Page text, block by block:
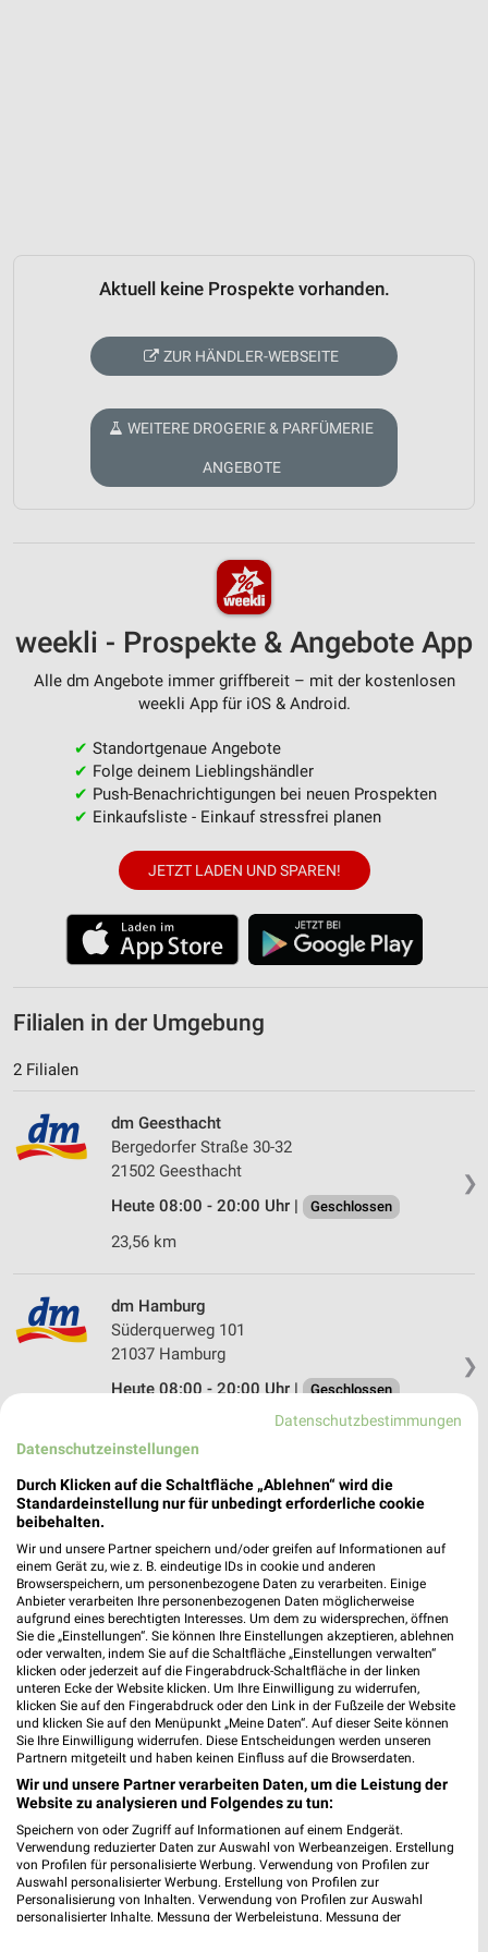
Aktuell keine Prospekte vorhanden.
ZUR HÄNDLER-WEBSEITE
WEITERE DROGERIE & PARFÜMERIE
ANGEBOTE
weekli - Prospekte & Angebote App
Alle dm Angebote immer griffbereit – mit der kostenlosen
weekli App für iOS & Android.
✔ Standortgenaue Angebote
✔ Folge deinem Lieblingshändler
✔ Push-Benachrichtigungen bei neuen Prospekten
✔ Einkaufsliste - Einkauf stressfrei planen
JETZT LADEN UND SPAREN!
Filialen in der Umgebung
2 Filialen
❯
dm Geesthacht
Bergedorfer Straße 30-32
21502 Geesthacht
Heute 08:00 - 20:00 Uhr |
Geschlossen
23,56 km
❯
dm Hamburg
Süderquerweg 101
21037 Hamburg
Heute 08:00 - 20:00 Uhr | Geschlossen
Adresse, Öffnungszeiten und Entfernung für
die dm Filiale in Lüneburg
Adresse, Öffnungszeiten und Entfernung alles rund um die dm
Datenschutzbestimmungen
Datenschutzeinstellungen
Durch Klicken auf die Schaltfläche „Ablehnen“ wird die
Standardeinstellung nur für unbedingt erforderliche cookie
beibehalten.
Wir und unsere Partner speichern und/oder greifen auf Informationen auf
einem Gerät zu, wie z. B. eindeutige IDs in cookie und anderen
Browserspeichern, um personenbezogene Daten zu verarbeiten. Einige
Anbieter verarbeiten Ihre personenbezogenen Daten möglicherweise
aufgrund eines berechtigten Interesses. Um dem zu widersprechen, öffnen
Sie die „Einstellungen“. Sie können Ihre Einstellungen akzeptieren, ablehnen
oder verwalten, indem Sie auf die Schaltfläche „Einstellungen verwalten“
klicken oder jederzeit auf die Fingerabdruck-Schaltfläche in der linken
unteren Ecke der Website klicken. Um Ihre Einwilligung zu widerrufen,
klicken Sie auf den Fingerabdruck oder den Link in der Fußzeile der Website
und klicken Sie auf den Menüpunkt „Meine Daten“. Auf dieser Seite können
Sie Ihre Einwilligung widerrufen. Diese Entscheidungen werden unseren
Partnern mitgeteilt und haben keinen Einfluss auf die Browserdaten.
Wir und unsere Partner verarbeiten Daten, um die Leistung der
Website zu analysieren und Folgendes zu tun:
Speichern von oder Zugriff auf Informationen auf einem Endgerät.
Verwendung reduzierter Daten zur Auswahl von Werbeanzeigen. Erstellung
von Profilen für personalisierte Werbung. Verwendung von Profilen zur
Auswahl personalisierter Werbung. Erstellung von Profilen zur
Personalisierung von Inhalten. Verwendung von Profilen zur Auswahl
personalisierter Inhalte. Messung der Werbeleistung. Messung der